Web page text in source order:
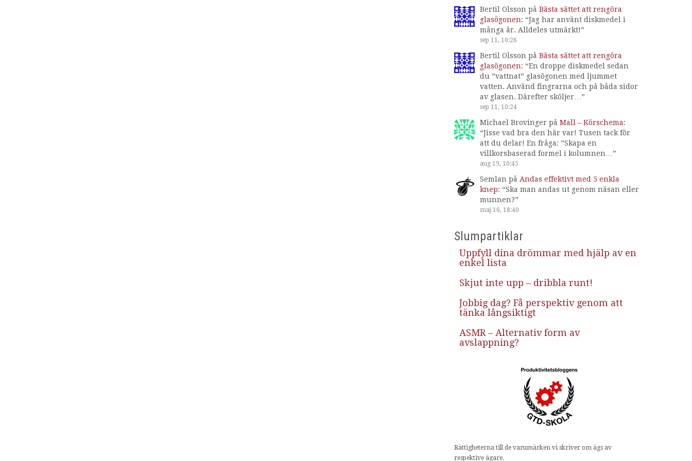
Bertil Olsson på Bästa sättet att rengöra
glasögonen: “Jag har använt diskmedel i
många år. Alldeles utmärkt!”
sep 11, 10:26
Bertil Olsson på Bästa sättet att rengöra
glasögonen: “En droppe diskmedel sedan
du ”vattnat” glasögonen med ljummet
vatten. Använd fingrarna och på båda sidor
av glasen. Därefter sköljer…”
sep 11, 10:24
Michael Brovinger på Mall – Körschema:
“Jisse vad bra den här var! Tusen tack för
att du delar! En fråga: ”Skapa en
villkorsbaserad formel i kolumnen… ”
aug 19, 10:45
Semlan på Andas effektivt med 5 enkla
knep: “Ska man andas ut genom näsan eller
munnen?”
maj 16, 18:40
Slumpartiklar
Uppfyll dina drömmar med hjälp av en
enkel lista
Skjut inte upp – dribbla runt!
Jobbig dag? Få perspektiv genom att
tänka långsiktigt
ASMR – Alternativ form av
avslappning?
Rättigheterna till de varumärken vi skriver om ägs av
respektive ägare.